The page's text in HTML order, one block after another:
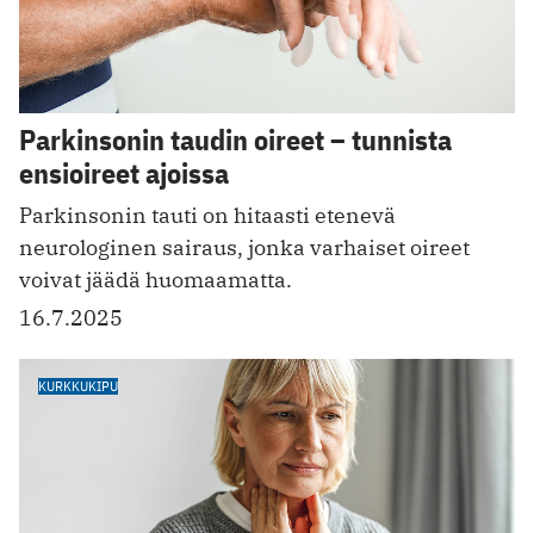
Parkinsonin taudin oireet – tunnista
ensioireet ajoissa
Parkinsonin tauti on hitaasti etenevä
neurologinen sairaus, jonka varhaiset oireet
voivat jäädä huomaamatta.
16.7.2025
KURKKUKIPU